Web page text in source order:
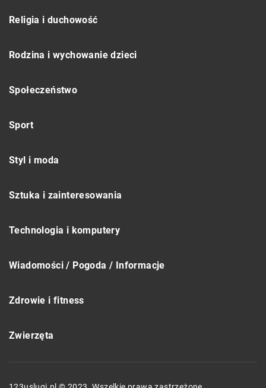
Religia i duchowość
Rodzina i wychowanie dzieci
Społeczeństwo
Sport
Styl i moda
Sztuka i zainteresowania
Technologia i komputery
Wiadomości / Pogoda / Informacje
Zdrowie i fitness
Zwierzęta